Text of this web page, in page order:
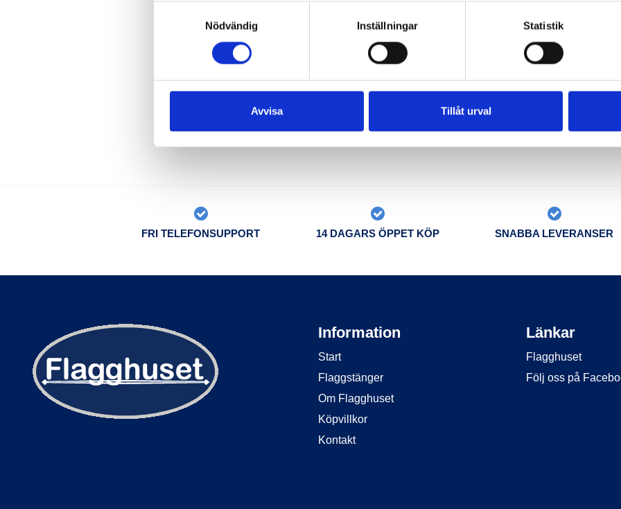
Nödvändig
Inställningar Statistik
Avvisa Tillåt urval
FRI TELEFONSUPPORT 14 DAGARS ÖPPET KÖP SNABBA LEVERANSER
Information
Start
Flaggstänger
Om Flagghuset
Köpvillkor
Kontakt
Länkar
Flagghuset
Följ oss på